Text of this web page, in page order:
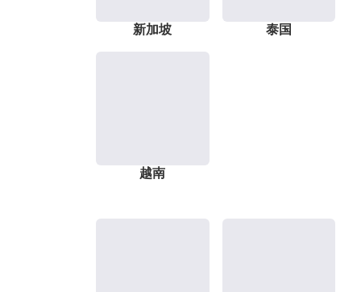
新加坡 泰国
越南